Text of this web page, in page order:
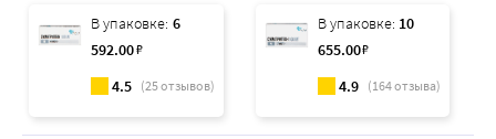
В упаковке: 6
592.00₽
4.5 (25отзывов)
В упаковке: 10
655.00₽
4.9 (164отзыва)